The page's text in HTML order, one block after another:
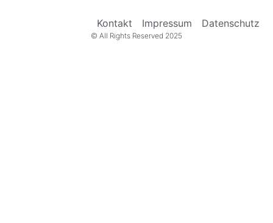
Kontakt Impressum Datenschutz
© All Rights Reserved 2025